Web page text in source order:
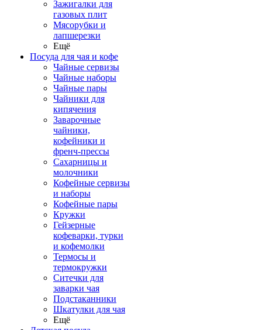
Зажигалки для
газовых плит
Мясорубки и
лапшерезки
Ещё
Посуда для чая и кофе
Чайные сервизы
Чайные наборы
Чайные пары
Чайники для
кипячения
Заварочные
чайники,
кофейники и
френч-прессы
Сахарницы и
молочники
Кофейные сервизы
и наборы
Кофейные пары
Кружки
Гейзерные
кофеварки, турки
и кофемолки
Термосы и
термокружки
Ситечки для
заварки чая
Подстаканники
Шкатулки для чая
Ещё